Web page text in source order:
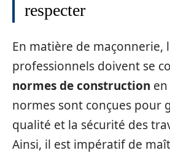
respecter
En matière de maçonnerie,
professionnels doivent se
normes de construction
normes sont conçues pour
qualité et la sécurité des
Ainsi, il est impératif de